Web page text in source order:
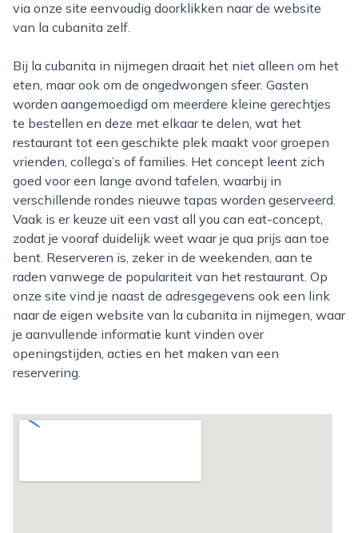
via onze site eenvoudig doorklikken naar de website
van la cubanita zelf.
Bij la cubanita in nijmegen draait het niet alleen om het
eten, maar ook om de ongedwongen sfeer. Gasten
worden aangemoedigd om meerdere kleine gerechtjes
te bestellen en deze met elkaar te delen, wat het
restaurant tot een geschikte plek maakt voor groepen
vrienden, collega’s of families. Het concept leent zich
goed voor een lange avond tafelen, waarbij in
verschillende rondes nieuwe tapas worden geserveerd.
Vaak is er keuze uit een vast all you can eat-concept,
zodat je vooraf duidelijk weet waar je qua prijs aan toe
bent. Reserveren is, zeker in de weekenden, aan te
raden vanwege de populariteit van het restaurant. Op
onze site vind je naast de adresgegevens ook een link
naar de eigen website van la cubanita in nijmegen, waar
je aanvullende informatie kunt vinden over
openingstijden, acties en het maken van een
reservering.